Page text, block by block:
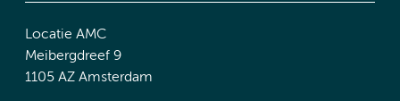
Locatie AMC
Meibergdreef 9
1105 AZ Amsterdam